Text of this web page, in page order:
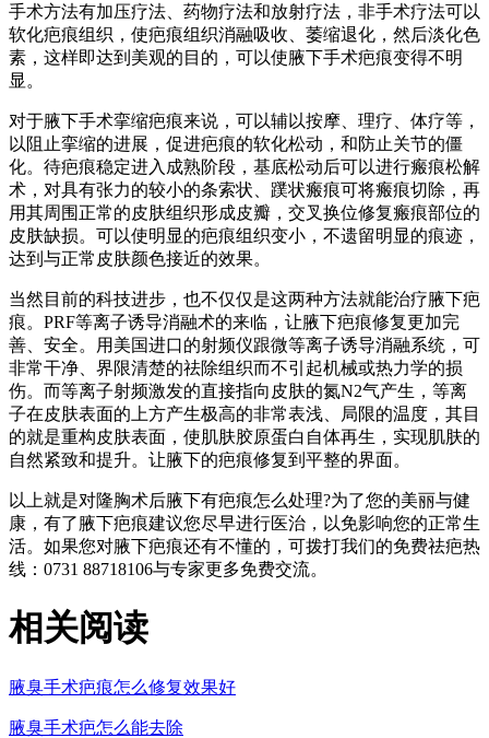
手术方法有加压疗法、药物疗法和放射疗法，非手术疗法可以
软化疤痕组织，使疤痕组织消融吸收、萎缩退化，然后淡化色
素，这样即达到美观的目的，可以使腋下手术疤痕变得不明
显。
对于腋下手术挛缩疤痕来说，可以辅以按摩、理疗、体疗等，
以阻止挛缩的进展，促进疤痕的软化松动，和防止关节的僵
化。待疤痕稳定进入成熟阶段，基底松动后可以进行瘢痕松解
术，对具有张力的较小的条索状、蹼状瘢痕可将瘢痕切除，再
用其周围正常的皮肤组织形成皮瓣，交叉换位修复瘢痕部位的
皮肤缺损。可以使明显的疤痕组织变小，不遗留明显的痕迹，
达到与正常皮肤颜色接近的效果。
当然目前的科技进步，也不仅仅是这两种方法就能治疗腋下疤
痕。PRF等离子诱导消融术的来临，让腋下疤痕修复更加完
善、安全。用美国进口的射频仪跟微等离子诱导消融系统，可
非常干净、界限清楚的祛除组织而不引起机械或热力学的损
伤。而等离子射频激发的直接指向皮肤的氮N2气产生，等离
子在皮肤表面的上方产生极高的非常表浅、局限的温度，其目
的就是重构皮肤表面，使肌肤胶原蛋白自体再生，实现肌肤的
自然紧致和提升。让腋下的疤痕修复到平整的界面。
以上就是对隆胸术后腋下有疤痕怎么处理?为了您的美丽与健
康，有了腋下疤痕建议您尽早进行医治，以免影响您的正常生
活。如果您对腋下疤痕还有不懂的，可拨打我们的免费祛疤热
线：0731 88718106与专家更多免费交流。
相关阅读
腋臭手术疤痕怎么修复效果好
腋臭手术疤怎么能去除